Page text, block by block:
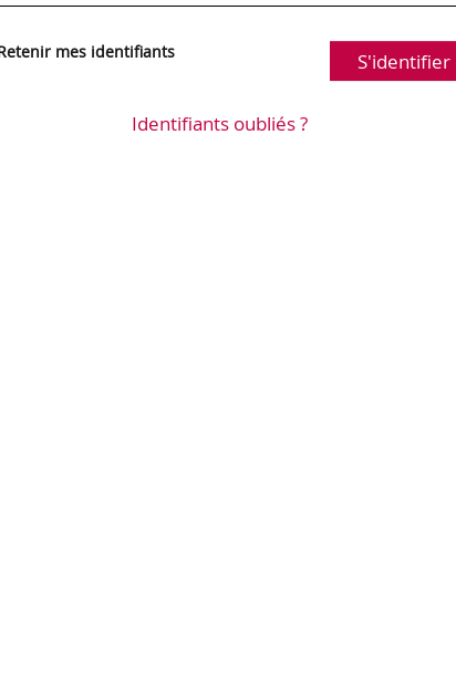
mes identifiants S'identifier
Identifiants oubliés ?